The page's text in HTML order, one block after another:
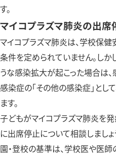
す。
マイコプラズマ肺炎の出席
マイコプラズマ肺炎は、学校保
条件を定められていません。し
うな感染拡大が起こった場合は
感染症の「その他の感染症」とし
ます。
子どもがマイコプラズマ肺炎を
に出席停止について相談しまし
園・登校の基準は、学校医や医